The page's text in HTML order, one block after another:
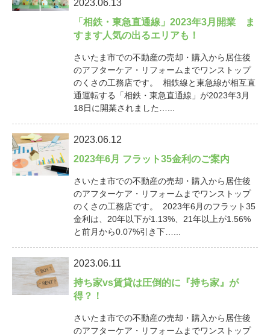
2023.06.13
「相鉄・東急直通線」2023年3月開業 ま
すます人気の出るエリアも！
さいたま市での不動産の売却・購入から居住後
のアフターケア・リフォームまでワンストップ
のくさの工務店です。 相鉄線と東急線が相互直
通運転する「相鉄・東急直通線」が2023年3月
18日に開業されました…...
2023.06.12
2023年6月 フラット35金利のご案内
さいたま市での不動産の売却・購入から居住後
のアフターケア・リフォームまでワンストップ
のくさの工務店です。 2023年6月のフラット35
金利は、20年以下が1.13%、21年以上が1.56%
と前月から0.07%引き下…...
2023.06.11
持ち家vs賃貸は圧倒的に『持ち家』が
得？！
さいたま市での不動産の売却・購入から居住後
のアフターケア・リフォームまでワンストップ